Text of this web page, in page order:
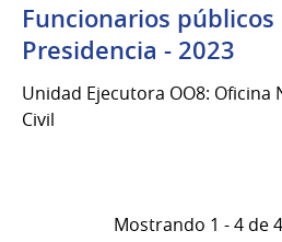
Funcionarios
Presidencia - 2023
Unidad Ejecutora OO8: Oficina
Civil
Mostrando 1 - 4 de